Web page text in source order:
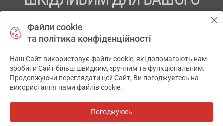
ПЕРЕД ЗАСТОСУВАННЯМ ПРЕПАРАТУ ПРОКОНСУЛЬТУЙТЕСЬ
ТОВ «АПТЕКА 911.ЮА» Код ЄДРПОУ 43631965.
Відмова від відповідальності
© 2014-2026. Медична інформаційна система АПТЕКА911.ЮА
Файли cookie
та політика конфіденційності
Наш Сайт використовує файли cookie, які допомагають нам
зробити Сайт більш швидким, зручним та функціональним.
Продовжуючи переглядати цей Сайт, Ви погоджуєтесь на
використання нами файлів cookie.
Погоджуюсь
✕